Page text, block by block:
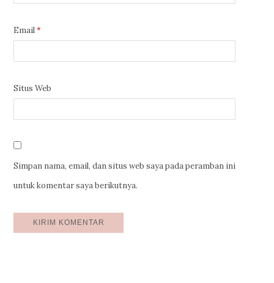
Email*
Situs Web
Simpan nama, email, dan situs web saya pada peramban ini
untuk komentar saya berikutnya.